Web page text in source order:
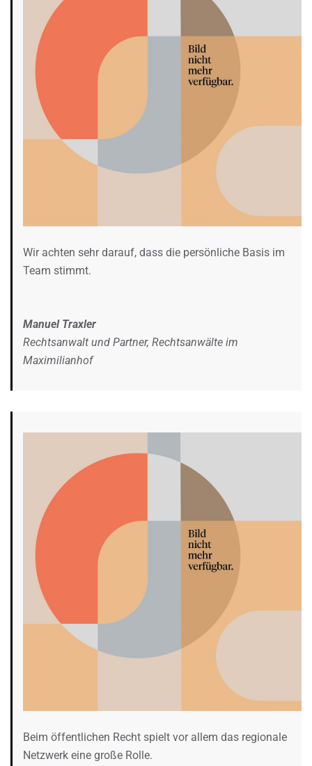
Wir achten sehr darauf, dass die persönliche Basis im
Team stimmt.
Manuel Traxler
Rechtsanwalt und Partner, Rechtsanwälte im
Maximilianhof
Beim öffentlichen Recht spielt vor allem das regionale
Netzwerk eine große Rolle.